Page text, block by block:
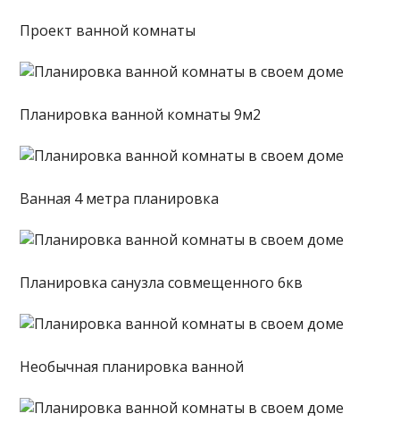
Проект ванной комнаты
Планировка ванной комнаты 9м2
Ванная 4 метра планировка
Планировка санузла совмещенного 6кв
Необычная планировка ванной